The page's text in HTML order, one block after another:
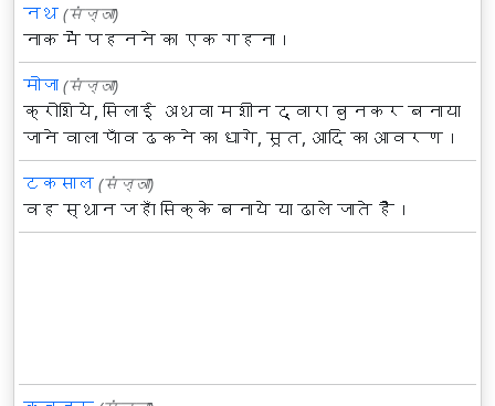
नथ (संज्ञा)
नाक में पहनने का एक गहना।
मोजा (संज्ञा)
क्रोशिये, सिलाई अथवा मशीन द्वारा बुनकर बनाया
जाने वाला पाँव ढकने का धागे, सूत, आदि का आवरण।
टकसाल (संज्ञा)
वह स्थान जहाँ सिक्के बनाये या ढाले जाते हैं।